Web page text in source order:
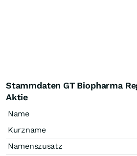
Stammdaten GT Biopharma
Aktie
Name
Kurzname
Namenszusatz